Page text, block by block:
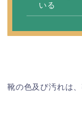
いる
靴の色及び汚れは